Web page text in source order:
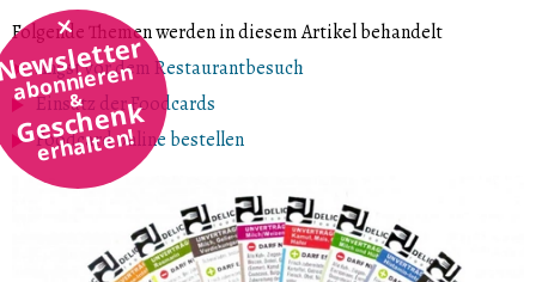
abonnieren
&
Geschenk
erhalten!
Folgende Themen werden in diesem Artikel behandelt
Angst vor dem Restaurantbesuch
Einsatz der Foodcards
Foodcard online bestellen